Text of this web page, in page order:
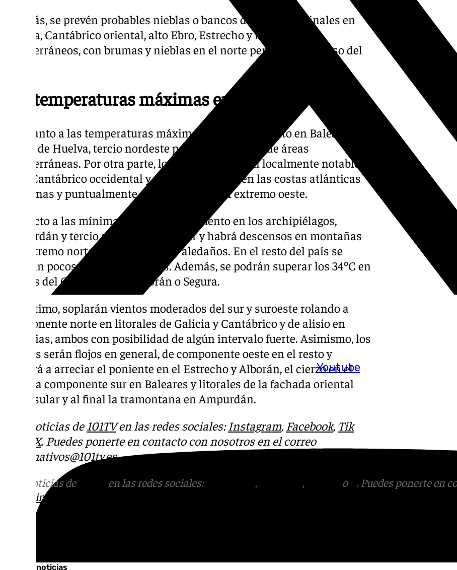
Youtube
Además, se prevén probables nieblas o bancos de niebla matinales en
Galicia, Cantábrico oriental, alto Ebro, Estrecho y litorales
mediterráneos, con brumas y nieblas en el norte peninsular al paso del
Las temperaturas máximas en aumento
En cuanto a las temperaturas máximas, irán en aumento en Baleares,
litoral de Huelva, tercio nordeste peninsular y resto de áreas
mediterráneas. Por otra parte, los descensos serán localmente notables
en el Cantábrico occidental y Galicia, así como en las costas atlánticas
gaditanas y puntualmente en otras zonas del extremo oeste.
Respecto a las mínimas, estarán en aumento en los archipiélagos,
Ampurdán y tercio sureste peninsular y habrá descensos en montañas
del extremo norte y Extremadura y aledaños. En el resto del país se
esperan pocos cambios térmicos. Además, se podrán superar los 34ºC en
puntos del Guadalquivir, Alborán o Segura.
Por último, soplarán vientos moderados del sur y suroeste rolando a
componente norte en litorales de Galicia y Cantábrico y de alisio en
Canarias, ambos con posibilidad de algún intervalo fuerte. Asimismo, los
vientos serán flojos en general, de componente oeste en el resto y
tenderá a arreciar el poniente en el Estrecho y Alborán, el cierzo en el
Ebro, la componente sur en Baleares y litorales de la fachada oriental
peninsular y al final la tramontana en Ampurdán.
Más noticias de 101TVen las redes sociales:Instagram, Facebook, Tik
X. Puedes ponerte en contacto con nosotros en el correo
informativos@101tv.es
Más noticias de en las redes sociales: , , o
. Puedes ponerte en
informativos@101tv.es
Últimas noticias